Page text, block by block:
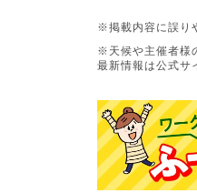
※掲載内容に誤り
※天候や主催者様
最新情報は公式サ